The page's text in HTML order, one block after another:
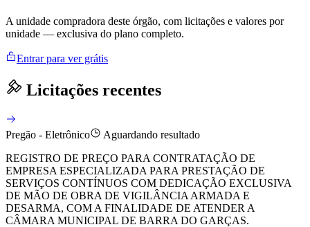
A unidade compradora deste órgão, com licitações e valores por
unidade — exclusiva do plano completo.
Entrar para ver grátis
Licitações recentes
Pregão - Eletrônico
Aguardando resultado
REGISTRO DE PREÇO PARA CONTRATAÇÃO DE
EMPRESA ESPECIALIZADA PARA PRESTAÇÃO DE
SERVIÇOS CONTÍNUOS COM DEDICAÇÃO EXCLUSIVA
DE MÃO DE OBRA DE VIGILÂNCIA ARMADA E
DESARMA, COM A FINALIDADE DE ATENDER A
CÂMARA MUNICIPAL DE BARRA DO GARÇAS.